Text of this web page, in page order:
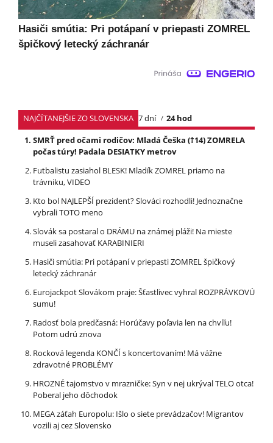
Hasiči smútia: Pri potápaní v priepasti ZOMREL
špičkový letecký záchranár
NAJČÍTANEJŠIE ZO SLOVENSKA 7 dní
24 hod
SMRŤ pred očami rodičov: Mladá Češka (†14) ZOMRELA
počas túry! Padala DESIATKY metrov
Futbalistu zasiahol BLESK! Mladík ZOMREL priamo na
trávniku, VIDEO
Kto bol NAJLEPŠÍ prezident? Slováci rozhodli! Jednoznačne
vybrali TOTO meno
Slovák sa postaral o DRÁMU na známej pláži! Na mieste
museli zasahovať KARABINIERI
Hasiči smútia: Pri potápaní v priepasti ZOMREL špičkový
letecký záchranár
Eurojackpot Slovákom praje: Šťastlivec vyhral ROZPRÁVKOVÚ
sumu!
Radosť bola predčasná: Horúčavy poľavia len na chvíľu!
Potom udrú znova
Rocková legenda KONČÍ s koncertovaním! Má vážne
zdravotné PROBLÉMY
HROZNÉ tajomstvo v mrazničke: Syn v nej ukrýval TELO otca!
Poberal jeho dôchodok
MEGA záťah Europolu: Išlo o siete prevádzačov! Migrantov
vozili aj cez Slovensko